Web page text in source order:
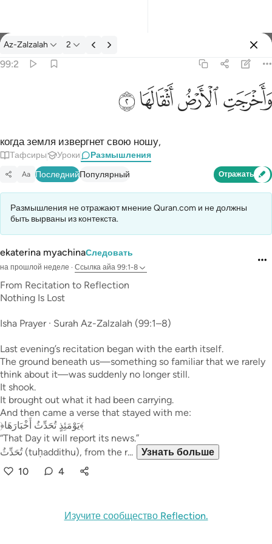
Размышления: Az-Zalzalah 99:2
Az-Zalzalah 2
99:2
ﱺﱻﱼﱽ
когда земля извергнет свою ношу,
Тафсиры Уроки Размышления
Aa ПоследнийПопулярный Отражать
Размышления не отражают мнение Quran.com и не должны
быть вырваны из контекста.
ekaterina myachinaСледовать
на прошлой неделе · Ссылка айа 99:1-8
From Recitation to Reflection
Nothing Is Lost
Isha Prayer · Surah Az-Zalzalah (99:1–8)
Last evening’s recitation began with the earth itself.
The ground beneath us—something so familiar that we rarely
think about it—was suddenly no longer still.
It shook.
It brought out what it had been carrying.
And then came a verse that stayed with me:
﴿يَوْمَئِذٍ تُحَدِّثُ أَخْبَارَهَا﴾
“That Day it will report its news.”
تُحَدِّثُ (tuḥaddithu), from the r...
Узнать больше
10
4
Изучите сообщество Reflection.